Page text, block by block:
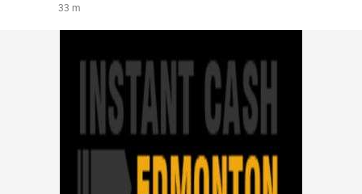
33 m